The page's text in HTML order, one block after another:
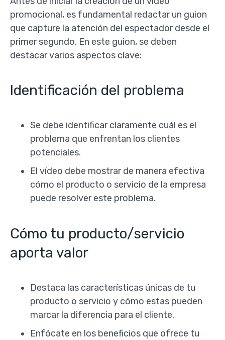
promocional, es fundamental redactar un guion
que capture la atención del espectador desde el
primer segundo. En este guion, se deben
destacar varios aspectos clave:
Identificación del problema
Se debe identificar claramente cuál es el
problema que enfrentan los clientes
potenciales.
El vídeo debe mostrar de manera efectiva
cómo el producto o servicio de la empresa
puede resolver este problema.
Cómo tu producto/servicio
aporta valor
Destaca las características únicas de tu
producto o servicio y cómo estas pueden
marcar la diferencia para el cliente.
Enfócate en los beneficios que ofrece tu